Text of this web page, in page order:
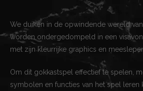
We duiken in de opwindende wereld
worden ondergedompeld in een
met zijn kleurrijke graphics en
Om dit gokkastspel effectief te spelen,
symbolen en functies van het spel leren